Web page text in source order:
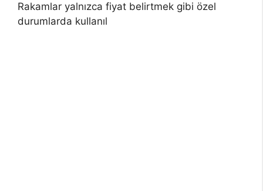
Rakamlar yalnızca fiyat belirtmek gibi özel
durumlarda kullanıl